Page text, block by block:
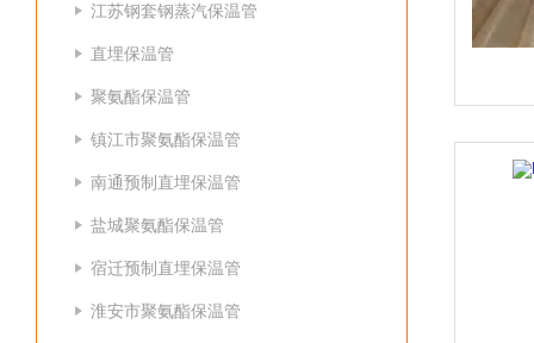
江苏钢套钢蒸汽保温管
直埋保温管
聚氨酯保温管
镇江市聚氨酯保温管
南通预制直埋保温管
盐城聚氨酯保温管
宿迁预制直埋保温管
淮安市聚氨酯保温管